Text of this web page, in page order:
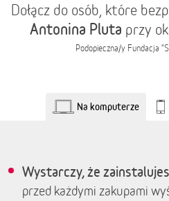
Dołącz do osób, które
Antonina Pluta przy
Podopieczna/y Fundacja
Na komputerze
Wystarczy, że
przed każdymi zakupami